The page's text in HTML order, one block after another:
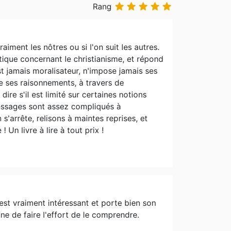
Rang     
les nôtres ou si l'on suit les autres.
concernant le christianisme, et répond
moralisateur, n'impose jamais ses
ses raisonnements, à travers de
s'il est limité sur certaines notions
sont assez compliqués à
relisons à maintes reprises, et
! Un livre à lire à tout prix !
vraiment intéressant et porte bien son
de faire l'effort de le comprendre.